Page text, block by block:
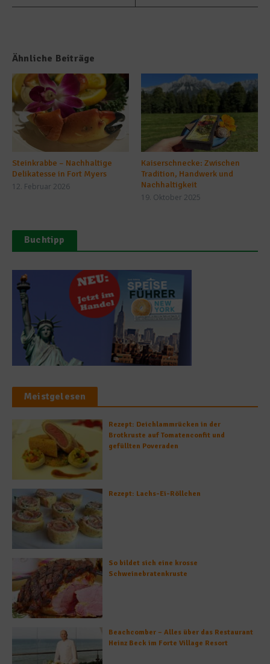
Ähnliche Beiträge
Steinkrabbe – Nachhaltige
Delikatesse in Fort Myers
12. Februar 2026
Kaiserschnecke: Zwischen
Tradition, Handwerk und
Nachhaltigkeit
19. Oktober 2025
Buchtipp
Meistgelesen
Rezept: Deichlammrücken in der
Brotkruste auf Tomatenconfit und
gefüllten Poveraden
Rezept: Lachs-Ei-Röllchen
So bildet sich eine krosse
Schweinebratenkruste
Beachcomber – Alles über das Restaurant
Heinz Beck im Forte Village Resort